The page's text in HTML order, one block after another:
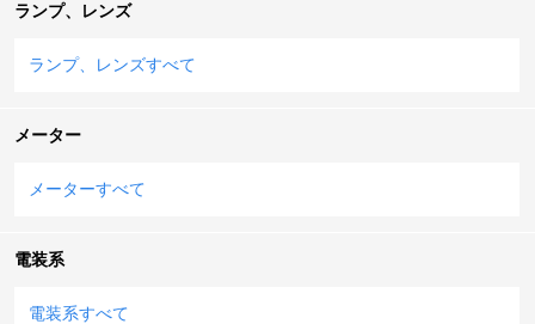
ランプ、レンズ
ランプ、レンズすべて
メーター
メーターすべて
電装系
電装系すべて